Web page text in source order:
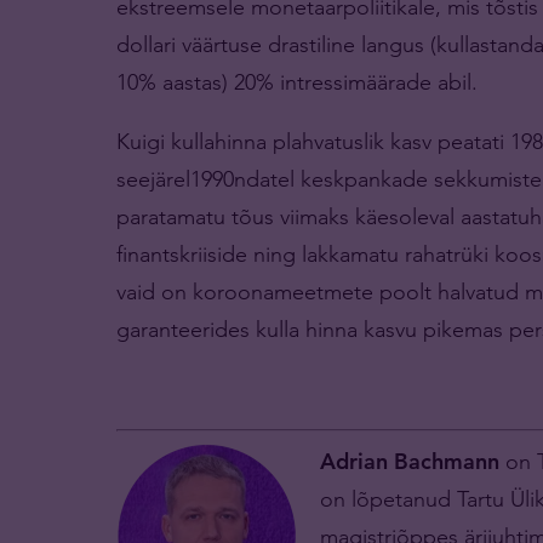
ekstreemsele monetaarpoliitikale, mis
dollari väärtuse drastiline langus
10% aastas) 20% intressimäärade abil.
Kuigi kullahinna plahvatuslik kasv peatati
seejärel1990ndatel keskpankade
paratamatu tõus viimaks käesoleval
finantskriiside ning lakkamatu rahatrüki
vaid on koroonameetmete poolt halvatud
garanteerides kulla hinna kasvu pikemas
Adrian Bachmann on
on lõpetanud Tartu
magistriõppes